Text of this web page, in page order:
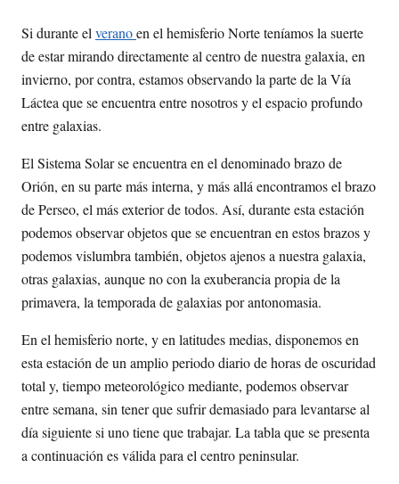
Si durante el veranoen el hemisferio Norte teníamos la suerte
de estar mirando directamente al centro de nuestra galaxia, en
invierno, por contra, estamos observando la parte de la Vía
Láctea que se encuentra entre nosotros y el espacio profundo
entre galaxias.
El Sistema Solar se encuentra en el denominado brazo de
Orión, en su parte más interna, y más allá encontramos el brazo
de Perseo, el más exterior de todos. Así, durante esta estación
podemos observar objetos que se encuentran en estos brazos y
podemos vislumbra también, objetos ajenos a nuestra galaxia,
otras galaxias, aunque no con la exuberancia propia de la
primavera, la temporada de galaxias por antonomasia.
En el hemisferio norte, y en latitudes medias, disponemos en
esta estación de un amplio periodo diario de horas de oscuridad
total y, tiempo meteorológico mediante, podemos observar
entre semana, sin tener que sufrir demasiado para levantarse al
día siguiente si uno tiene que trabajar. La tabla que se presenta
a continuación es válida para el centro peninsular.